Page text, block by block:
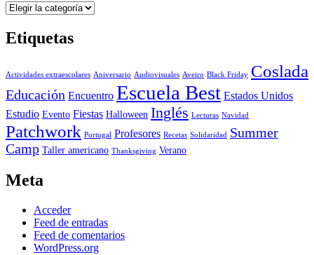
Categorías
Etiquetas
Actividades extraescolares Aniversario Audiovisuales Aveiro Black Friday Coslada
Educación Encuentro Escuela Best Estados Unidos
Estudio Evento Fiestas Halloween Inglés Lecturas Navidad
Patchwork Portugal Profesores Recetas Solidaridad Summer
Camp Taller americano Thanksgiving Verano
Meta
Acceder
Feed de entradas
Feed de comentarios
WordPress.org